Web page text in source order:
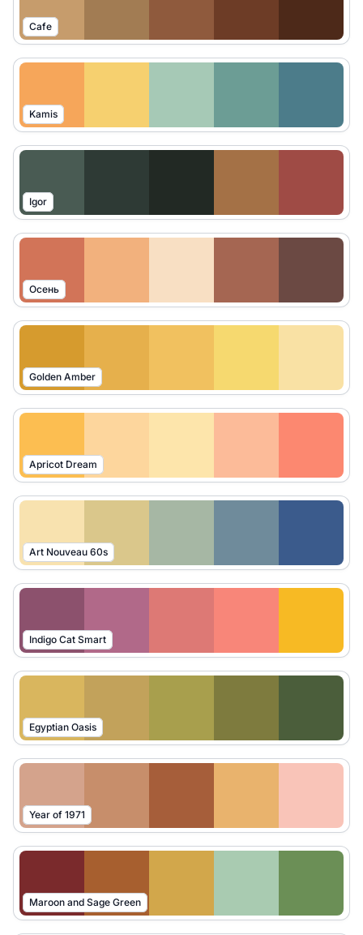
Cafe
Kamis
Igor
Осень
Golden Amber
Apricot Dream
Art Nouveau 60s
Indigo Cat Smart
Egyptian Oasis
Year of 1971
Maroon and Sage Green